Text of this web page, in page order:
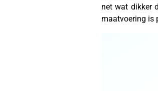
net wat dikker
maatvoering is